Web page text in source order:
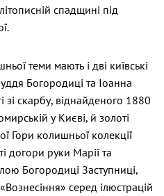
спадщині під
теми мають і дві київські
Богородиці та Іоанна
зі скарбу, віднайденого 1880
у Києві, й золоті
Гори колишньої колекції
догори руки Марії та
Богородиці Заступниці,
серед ілюстрацій